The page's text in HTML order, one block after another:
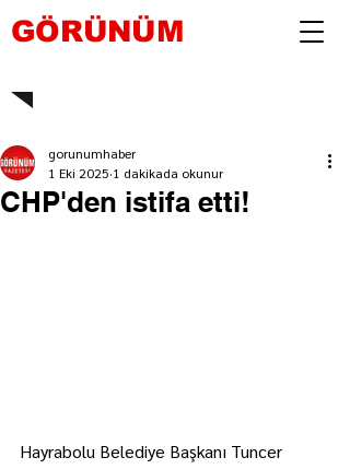
GÖRÜNÜM
CHP'den istifa etti!
gorunumhaber
1 Eki 2025 1 dakikada okunur
Hayrabolu Belediye Başkanı Tuncer